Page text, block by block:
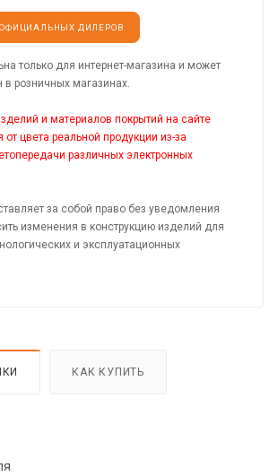
ОФИЦИАЛЬНЫХ ДИЛЕРОВ
только для интернет-магазина и может
в розничных магазинах.
и материалов покрытий на сайте
от цвета реальной продукции из-за
различных электронных
за собой право без уведомления
изменения в конструкцию изделий для
и эксплуатационных
КАК КУПИТЬ